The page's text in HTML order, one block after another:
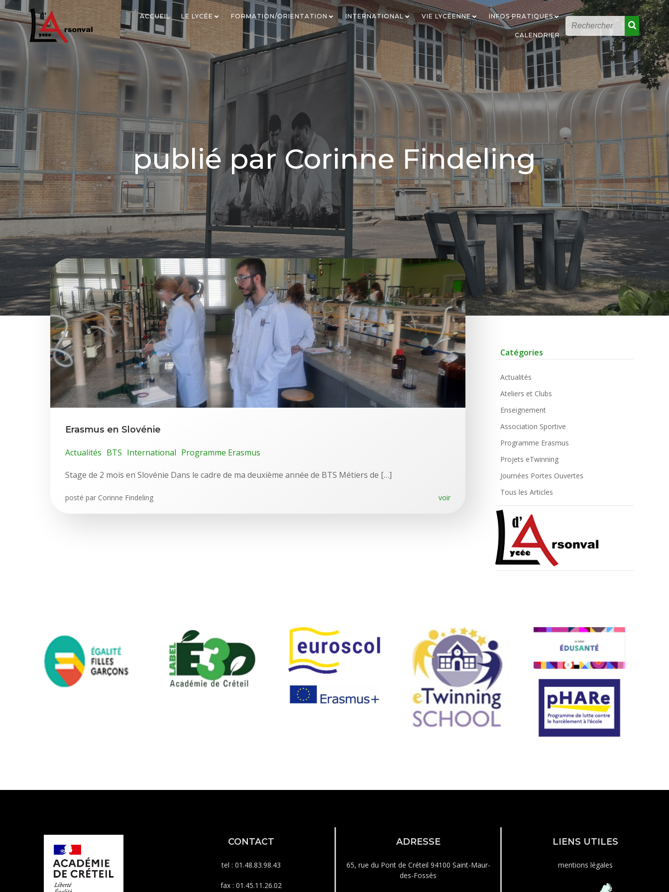
ACCUEIL LE LYCÉE FORMATION/ORIENTATION INTERNATIONAL VIE LYCÉENNE INFOS PRATIQUES
CALENDRIER
publié parCorinne Findeling
Erasmus en Slovénie
Actualités BTS International Programme Erasmus
Stage de 2 mois en Slovénie Dans le cadre de ma deuxième année de BTS Métiers de […]
posté par Corinne Findeling voir
Catégories
Actualités
Ateliers et Clubs
Enseignement
Association Sportive
Programme Erasmus
Projets eTwinning
Journées Portes Ouvertes
Tous les Articles
CONTACT
tel : 01.48.83.98.43
fax : 01.45.11.26.02
ADRESSE
65, rue du Pont de Créteil 94100 Saint-Maur-
des-Fossés
LIENS UTILES
mentions légales